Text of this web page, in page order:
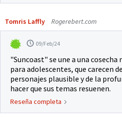
Tomris Laffly Rogerebert.com
09/Feb/24
"Suncoast" se une a una
para adolescentes, que carecen
personajes plausible y de la
hacer que sus temas resuenen.
Reseña completa